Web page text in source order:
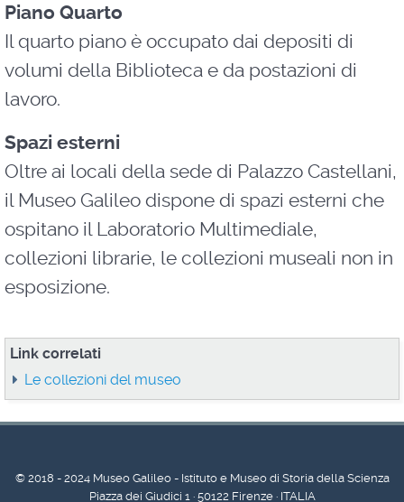
Piano Quarto
Il quarto piano è occupato dai depositi di
volumi della Biblioteca e da postazioni di
lavoro.
Spazi esterni
Oltre ai locali della sede di Palazzo Castellani,
il Museo Galileo dispone di spazi esterni che
ospitano il Laboratorio Multimediale,
collezioni librarie, le collezioni museali non in
esposizione.
Link correlati
Le collezioni del museo
© 2018 - 2024 Museo Galileo - Istituto e Museo di Storia della Scienza
Piazza dei Giudici 1 · 50122 Firenze · ITALIA